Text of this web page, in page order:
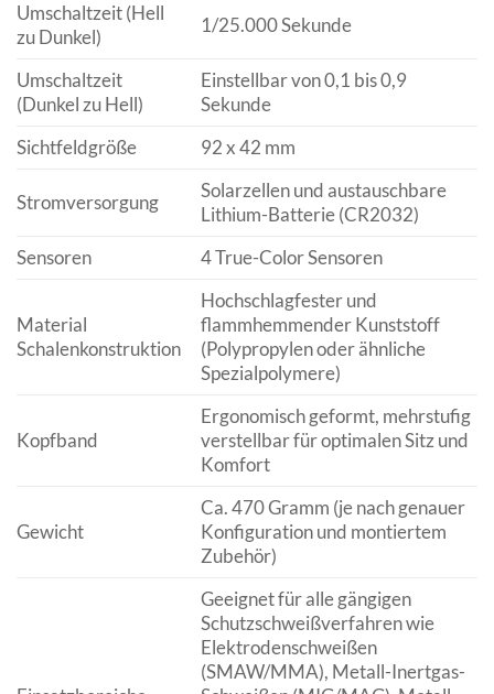
Umschaltzeit (Hell
zu Dunkel)
1/25.000 Sekunde
Umschaltzeit
(Dunkel zu Hell)
Einstellbar von 0,1 bis 0,9
Sekunde
Sichtfeldgröße
92 x 42 mm
Stromversorgung
Solarzellen und austauschbare
Lithium-Batterie (CR2032)
Sensoren
4 True-Color Sensoren
Material
Schalenkonstruktion
Hochschlagfester und
flammhemmender Kunststoff
(Polypropylen oder ähnliche
Spezialpolymere)
Kopfband
Ergonomisch geformt, mehrstufig
verstellbar für optimalen Sitz und
Komfort
Gewicht
Ca. 470 Gramm (je nach genauer
Konfiguration und montiertem
Zubehör)
Geeignet für alle gängigen
Schutzschweißverfahren wie
Elektrodenschweißen
(SMAW/MMA), Metall-Inertgas-